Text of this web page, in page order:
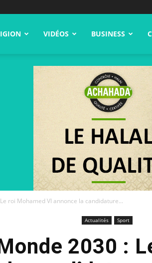
VIDÉOS BUSINESS
roi Mohamed VI annonce la candidature...
Actualités Sport
2030 :